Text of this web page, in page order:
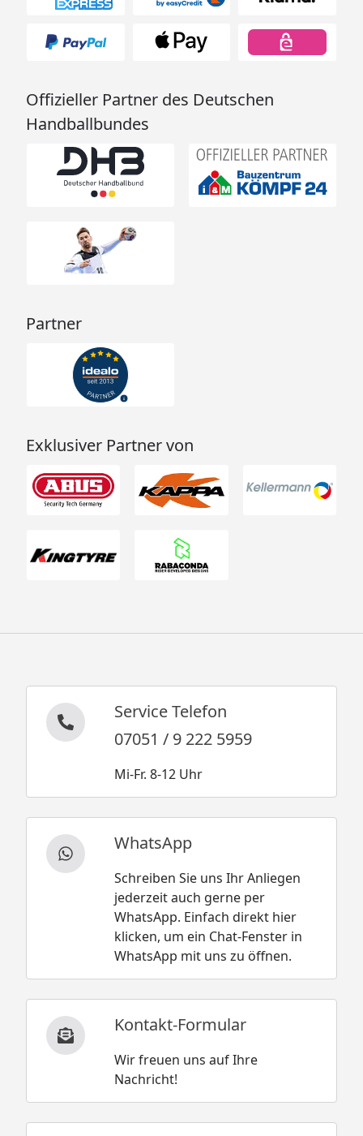
Offizieller Partner des Deutschen
Handballbundes
Partner
Exklusiver Partner von
Service Telefon
07051 / 9 222 5959
Mi-Fr. 8-12 Uhr
WhatsApp
Schreiben Sie uns Ihr Anliegen
jederzeit auch gerne per
WhatsApp. Einfach direkt hier
klicken, um ein Chat-Fenster in
WhatsApp mit uns zu öffnen.
Kontakt-Formular
Wir freuen uns auf Ihre
Nachricht!